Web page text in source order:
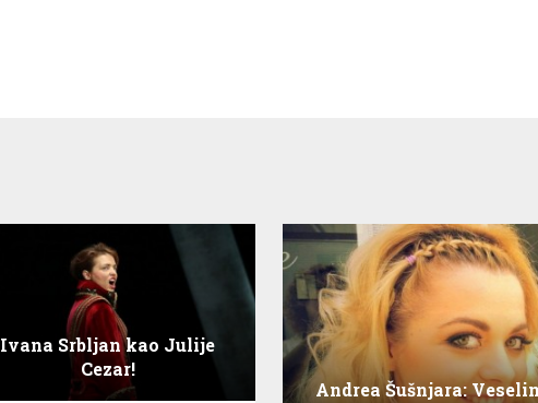
Ivana Srbljan kao Julije
Cezar!
Andrea Šušnjara: